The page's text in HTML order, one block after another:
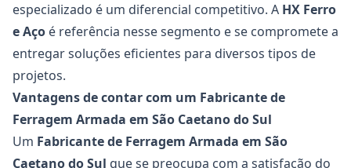
especializado é um diferencial competitivo. A HX Ferro
e Aço é referência nesse segmento e se compromete a
entregar soluções eficientes para diversos tipos de
projetos.
Vantagens de contar com um Fabricante de
Ferragem Armada em São Caetano do Sul
Um Fabricante de Ferragem Armada em São
Caetano do Sul que se preocupa com a satisfação do